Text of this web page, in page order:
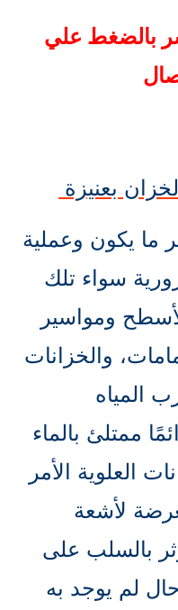
بالضغط علي
بعنيزة
ما يكون وعملية
سواء تلك
ومواسير
والخزانات
المياه
ممتلئ بالماء
العلوية الأمر
لأشعة
بالسلب على
لم يوجد به